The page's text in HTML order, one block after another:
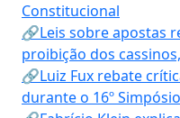
Constitucional
🔗Leis sobre apostas
proibição dos
🔗Luiz Fux rebate
durante o 16º